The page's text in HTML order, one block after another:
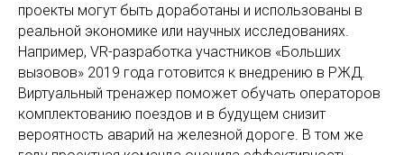
проекты могут быть доработаны и использованы в
реальной экономике или научных исследованиях.
Например, VR-разработка участников «Больших
вызовов» 2019 года готовится к внедрению в РЖД.
Виртуальный тренажер поможет обучать операторов
комплектованию поездов и в будущем снизит
вероятность аварий на железной дороге. В том же